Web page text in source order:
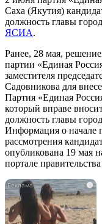
Саха (Якутия)
должность главы
ЯСИА.
Ранее, 28 мая,
партии «Единая
заместителя
Садовникова для
Партия «Единая
который вправе
должность главы
Информация о начале
рассмотрения
опубликована 19 мая
портале
i